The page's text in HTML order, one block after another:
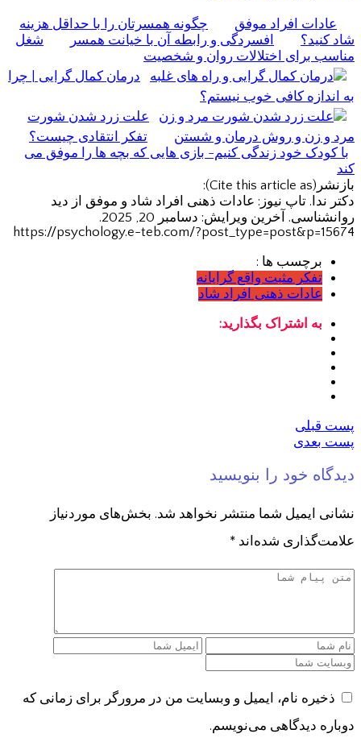
عادات افراد موفق
چگونه همسرتان را با حداقل هزینه
شاد کنید؟
افسردگی و رابطه آن با خیانت همسر
شغل
مناسب برای اختلالات روان و شخصیت
درمان کمال گرایی | چرا
به اندازه کافی خوب نیستم؟
علت زرد شدن شورت
مرد و زن و روش درمان و شستن
تفکر انتقادی چیست؟
با کودک خود زندگی کنیم- بازی هایی که بچه ها را موفق می
کند
بازنشر(Cite this article as):
دکتر ندا. تاپ نیوز: عادات ذهنی افراد شاد و موفق از دید
روانشناسی. آخرین ویرایش: دسامبر 20, 2025.
https://psychology.e-teb.com/?post_type=post&p=15674
برچسب ها :
تفکر مثبت واقع گرایانه
عادات ذهنی افراد شاد
به اشتراک بگذارید:
پست قبلی
پست بعدی
دیدگاه خود را بنویسید
نشانی ایمیل شما منتشر نخواهد شد. بخش‌های موردنیاز
علامت‌گذاری شده‌اند *
ذخیره نام، ایمیل و وبسایت من در مرورگر برای زمانی که
دوباره دیدگاهی می‌نویسم.